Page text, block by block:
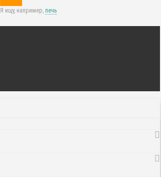
Я ищу, например, печь